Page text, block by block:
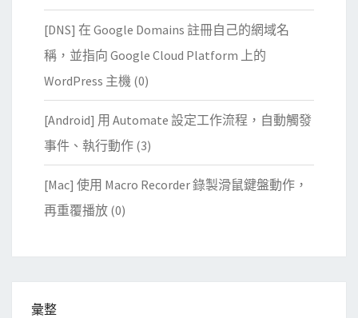
[DNS] 在 Google Domains 註冊自己的網域名
稱，並指向 Google Cloud Platform 上的
WordPress 主機 (0)
[Android] 用 Automate 設定工作流程，自動觸發
事件、執行動作 (3)
[Mac] 使用 Macro Recorder 錄製滑鼠鍵盤動作，
再重覆播放 (0)
彙整